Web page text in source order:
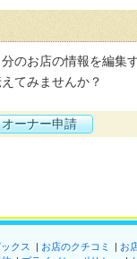
のお店の情報を編集
てみませんか？
オーナー申請
クス お店のクチコミ お